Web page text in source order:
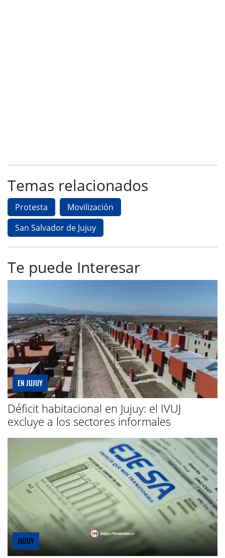
Temas relacionados
Protesta
Movilización
San Salvador de Jujuy
Te puede Interesar
EN JUJUY
Déficit habitacional en Jujuy: el IVUJ
excluye a los sectores informales
JUJUY